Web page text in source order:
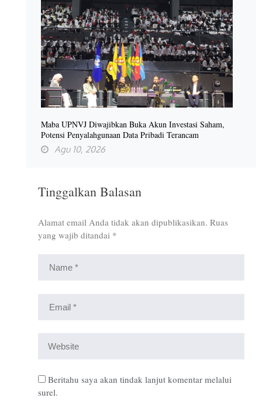
Maba UPNVJ Diwajibkan Buka Akun Investasi Saham,
Potensi Penyalahgunaan Data Pribadi Terancam
Agu 10, 2026
Tinggalkan Balasan
Alamat email Anda tidak akan dipublikasikan. Ruas
yang wajib ditandai *
Beritahu saya akan tindak lanjut komentar melalui
surel.